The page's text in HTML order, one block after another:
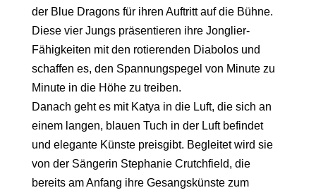
der Blue Dragons für ihren Auftritt auf die Bühne.
Diese vier Jungs präsentieren ihre Jonglier-
Fähigkeiten mit den rotierenden Diabolos und
schaffen es, den Spannungspegel von Minute zu
Minute in die Höhe zu treiben.
Danach geht es mit Katya in die Luft, die sich an
einem langen, blauen Tuch in der Luft befindet
und elegante Künste preisgibt. Begleitet wird sie
von der Sängerin Stephanie Crutchfield, die
bereits am Anfang ihre Gesangskünste zum